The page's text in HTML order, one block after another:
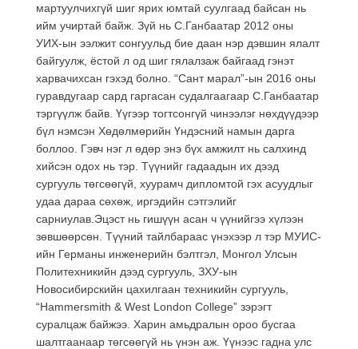
мартуулчихгүй шиг ярих юмтай суулгаад байсан нь
ийм учиртай байж. Зүй нь С.Ганбаатар 2012 оны
УИХ-ын ээлжит сонгуульд бие даан нэр дэвшин ялалт
байгуулж, ёстой л од шиг гялалзаж байгаад гэнэт
харвачихсан гэхэд болно. “Сант марал”-ын 2016 оны
гуравдугаар сард гаргасан судалгаагаар С.Ганбаатар
тэргүүлж байв. Үүгээр тогтсонгүй чинээлэг нөхдүүдээр
бүл нэмсэн Хөдөлмөрийн Үндэсний намын дарга
боллоо. Гэвч нэг л өдөр энэ бүх амжилт нь салхинд
хийсэн одох нь тэр. Түүнийг гадаадын их дээд
сургууль төгсөөгүй, хуурамч дипломтой гэх асуудлыг
удаа дараа сөхөж, иргэдийн сэтгэлийг
сарниулав.Эцэст нь гишүүн асан ч үүнийгээ хүлээн
зөвшөөрсөн. Түүний тайлбараас үнэхээр л тэр МУИС-
ийн Германы инженерийн бэлтгэл, Монгол Улсын
Политехникийн дээд сургууль, ЗХУ-ын
Новосибирскийн цахилгаан техникийн сургууль,
“Hammersmith & West London College” зэрэгт
суралцаж байжээ. Харин амьдралын ороо бусгаа
шалтгаанаар төгсөөгүй нь үнэн аж. Үүнээс гадна улс